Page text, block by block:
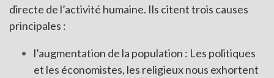
directe de l’activité humaine. Ils citent trois causes
principales :
l’augmentation de la population : Les politiques
et les économistes, les religieux nous exhortent